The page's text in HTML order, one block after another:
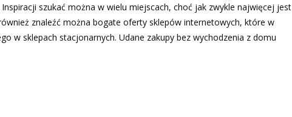
szukać można w wielu miejscach, choć jak zwykle najwięcej jest
znaleźć można bogate oferty sklepów internetowych, które w
w sklepach stacjonarnych. Udane zakupy bez wychodzenia z domu